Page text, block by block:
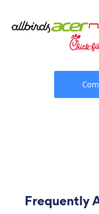
Frequently